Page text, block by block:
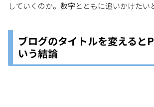
していくのか。数字とともに追いかけたい
ブログのタイトルを変えると
いう結論